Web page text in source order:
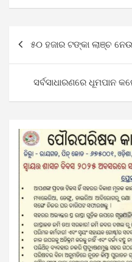
୫୦ ହଜାର ଟଙ୍କା ଲାଞ୍ଚ
ସର୍ବସାଧାରଣରେ ଧୂମପାନ